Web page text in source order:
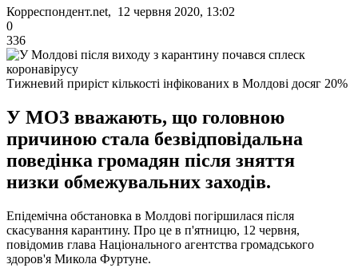
Корреспондент.net, 12 червня 2020, 13:02
0
336
Тижневий приріст кількості інфікованих в Молдові досяг 20%
У МОЗ вважають, що головною
причиною стала безвідповідальна
поведінка громадян після зняття
низки обмежувальних заходів.
Епідемічна обстановка в Молдові погіршилася після
скасування карантину. Про це в п'ятницю, 12 червня,
повідомив глава Національного агентства громадського
здоров'я Микола Фуртуне.